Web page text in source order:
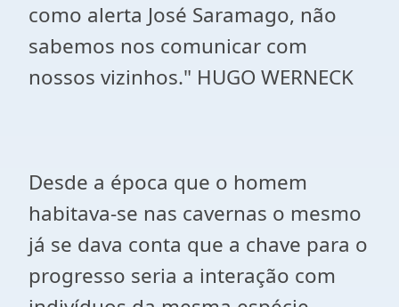
como alerta José Saramago, não
sabemos nos comunicar com
nossos vizinhos." HUGO WERNECK
Desde a época que o homem
habitava-se nas cavernas o mesmo
já se dava conta que a chave para o
progresso seria a interação com